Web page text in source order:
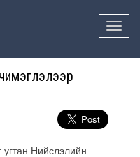
Toggle
Нийслэлийн